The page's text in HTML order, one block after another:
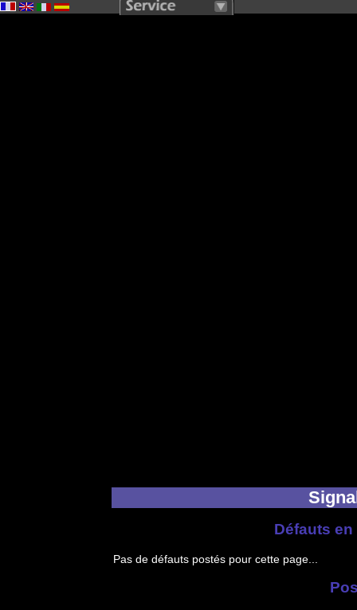
Défauts
Pas de défauts postés pour cette page...